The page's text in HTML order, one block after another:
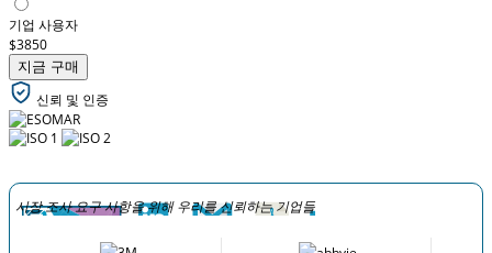
기업 사용자
$3850
지금 구매
신뢰 및 인증
시장 조사 요구 사항을 위해 우리를 신뢰하는 기업들